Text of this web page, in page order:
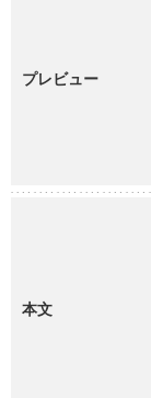
プレビュー
本文